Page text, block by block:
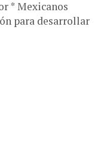
* Mexicanos
para desarrollar